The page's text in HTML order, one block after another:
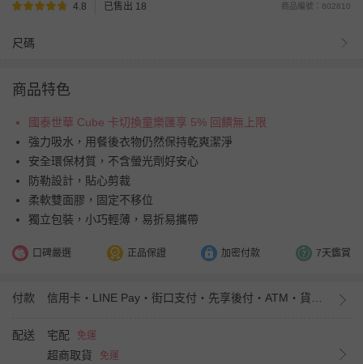
4.8 已售出 18 商品編號：802810
尺碼
商品特色
國泰世華 Cube 卡切換童樂匯享 5% 回饋無上限
強力吸水，用餐後衣物仍然保持乾爽潔淨
安全環保材質，不含螢光劑好安心
防勒設計，貼心剪裁
柔軟雙面膠，固定不移位
獨立包裝，小巧輕薄，易折易攜帶
口碑嚴選 正品保證 加密付款 7天鑑賞
付款
配送 宅配 免運
超商取貨
免運